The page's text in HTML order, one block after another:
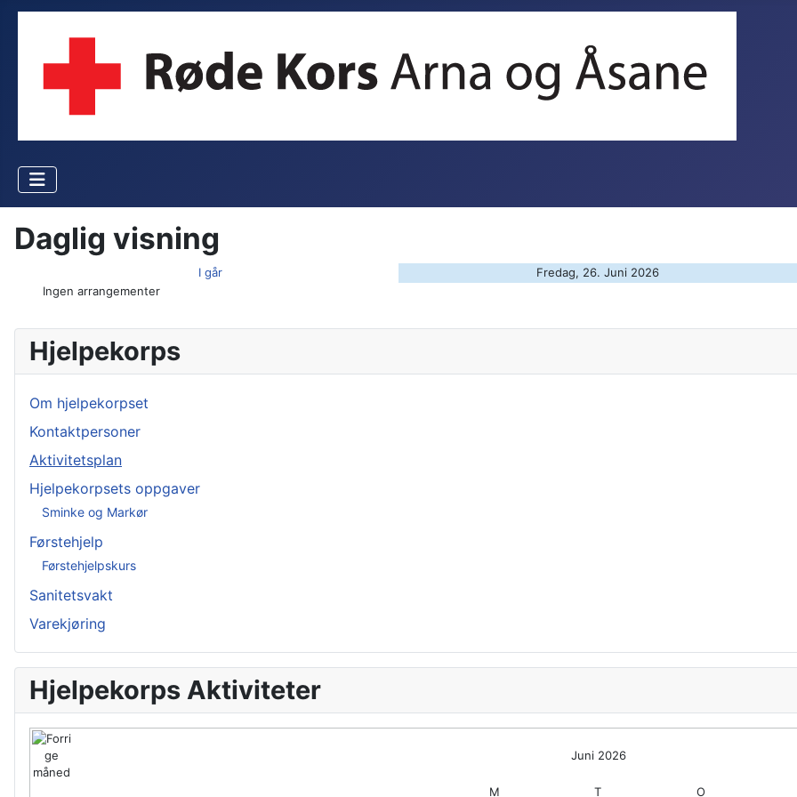
Daglig visning
I går Fredag, 26. Juni 2026
Ingen arrangementer
Hjelpekorps
Om hjelpekorpset
Kontaktpersoner
Aktivitetsplan
Hjelpekorpsets oppgaver
Sminke og Markør
Førstehjelp
Førstehjelpskurs
Sanitetsvakt
Varekjøring
Hjelpekorps Aktiviteter
Juni 2026
M T O